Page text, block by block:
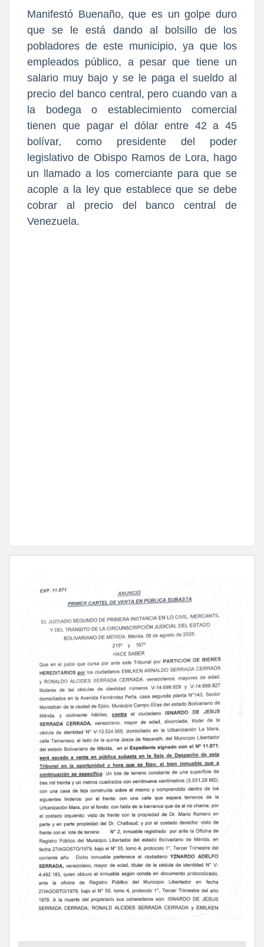
Manifestó Buenaño, que es un golpe duro
que se le está dando al bolsillo de los
pobladores de este municipio, ya que los
empleados público, a pesar que tiene un
salario muy bajo y se le paga el sueldo al
precio del banco central, pero cuando van a
la bodega o establecimiento comercial
tienen que pagar el dólar entre 42 a 45
bolívar, como presidente del poder
legislativo de Obispo Ramos de Lora, hago
un llamado a los comerciante para que se
acople a la ley que establece que se debe
cobrar al precio del banco central de
Venezuela.